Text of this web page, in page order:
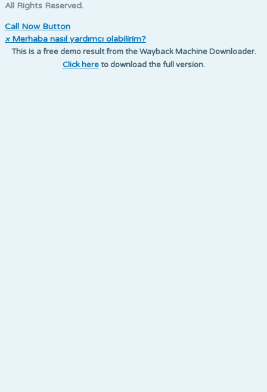
All Rights Reserved.
Call Now Button
× Merhaba nasıl yardımcı olabilirim?
This is a free demo result from the Wayback Machine Downloader.
Click hereto download the full version.